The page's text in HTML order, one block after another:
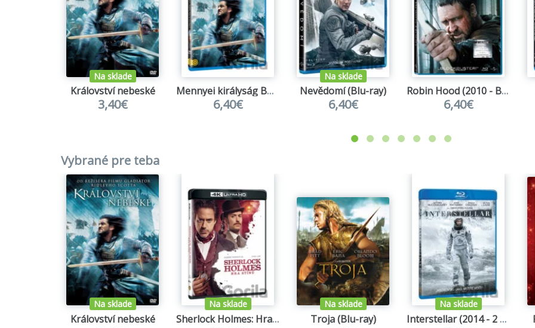
Na sklade
Království nebeské
3,40€
Mennyei királyság BD (HU)
6,40€
Na sklade
Nevědomí (Blu-ray)
6,40€
Robin Hood (2010 - Blu-ray - Režisérská verze)
6,40€
Vybrané pre teba
Na sklade
Království nebeské
Na sklade
Sherlock Holmes: Hra stínů Ultra HD Blu-ray
Na sklade
Troja (Blu-ray)
Na sklade
Interstellar (2014 - 2 x Blu-ray)